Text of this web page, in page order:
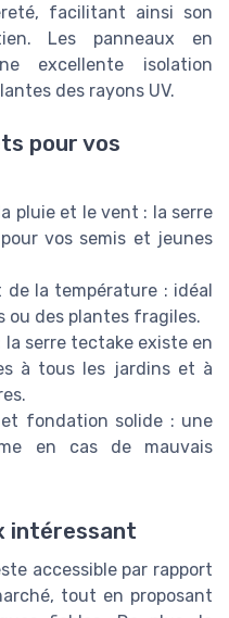
facilitant ainsi son
Les panneaux en
excellente isolation
des rayons UV.
pour vos
pluie et le vent : la serre
vos semis et jeunes
de la température : idéal
ou des plantes fragiles.
la serre tectake existe en
à tous les jardins et à
fondation solide : une
en cas de mauvais
intéressant
accessible par rapport
tout en proposant